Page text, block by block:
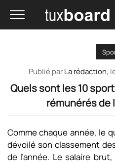
Publié parLa rédaction,
Quels sont les 10
rémunérés de
Comme chaque année, le
dévoilé son classement
de l’année. Le salaire